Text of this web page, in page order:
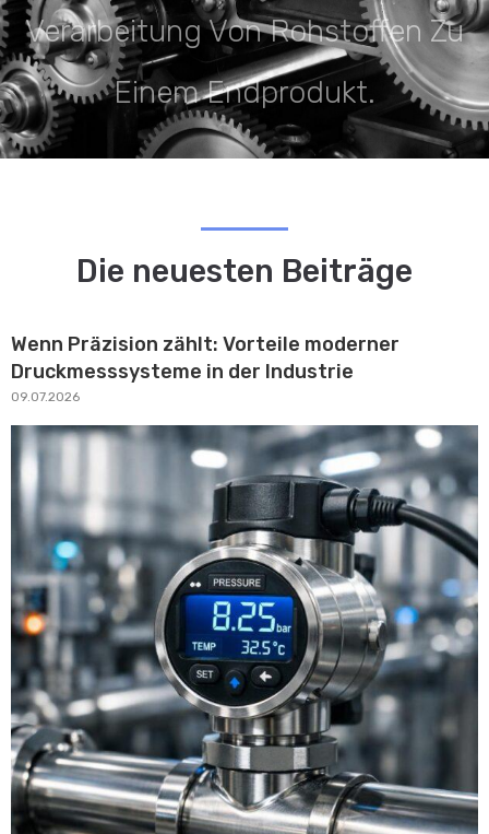
Verarbeitung Von Rohstoffen Zu
Einem Endprodukt.
Die neuesten Beiträge
Wenn Präzision zählt: Vorteile moderner
Druckmesssysteme in der Industrie
09.07.2026